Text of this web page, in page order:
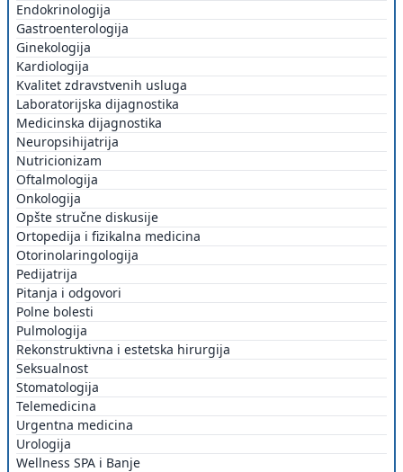
Endokrinologija
Gastroenterologija
Ginekologija
Kardiologija
Kvalitet zdravstvenih usluga
Laboratorijska dijagnostika
Medicinska dijagnostika
Neuropsihijatrija
Nutricionizam
Oftalmologija
Onkologija
Opšte stručne diskusije
Ortopedija i fizikalna medicina
Otorinolaringologija
Pedijatrija
Pitanja i odgovori
Polne bolesti
Pulmologija
Rekonstruktivna i estetska hirurgija
Seksualnost
Stomatologija
Telemedicina
Urgentna medicina
Urologija
Wellness SPA i Banje